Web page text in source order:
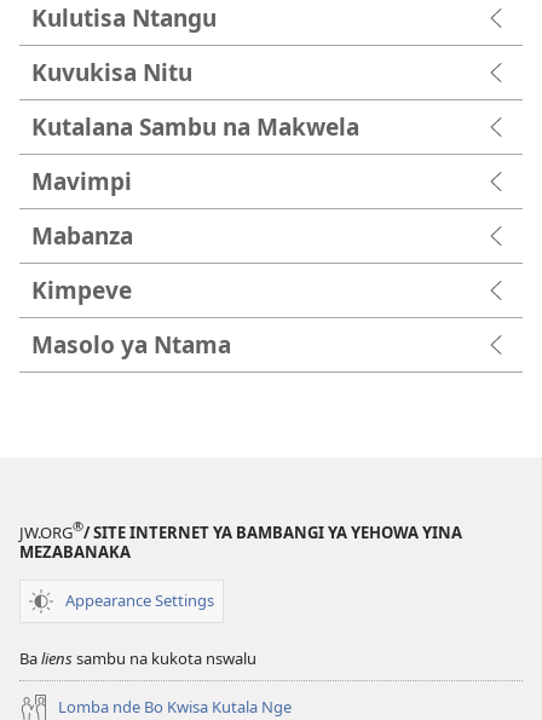
Kulutisa Ntangu
Kuvukisa Nitu
Kutalana Sambu na Makwela
Mavimpi
Mabanza
Kimpeve
Masolo ya Ntama
JW.ORG®/ SITE INTERNET YA BAMBANGI YA YEHOWA YINA
MEZABANAKA
Appearance Settings
Balienssambu na kukota nswalu
Lomba nde Bo Kwisa Kutala Nge